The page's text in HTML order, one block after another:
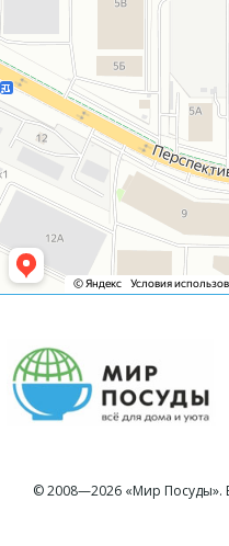
© 2008—2026 «Мир Посуды».